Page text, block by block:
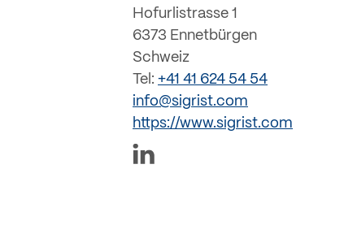
Hofurlistrasse 1
6373 Ennetbürgen
Schweiz
Tel: +41 41 624 54 54
info@sigrist.com
https://www.sigrist.com